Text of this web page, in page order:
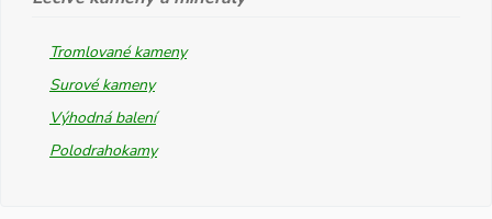
Tromlované kameny
Surové kameny
Výhodná balení
Polodrahokamy